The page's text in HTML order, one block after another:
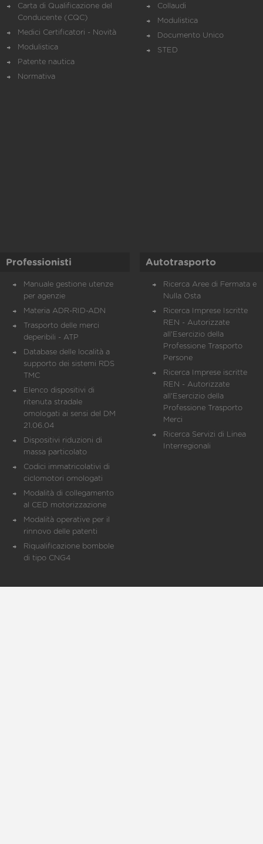
Carta di Qualificazione del
Conducente (CQC)
Medici Certificatori - Novità
Modulistica
Patente nautica
Normativa
Collaudi
Modulistica
Documento Unico
STED
Professionisti
Manuale gestione utenze
per agenzie
Materia ADR-RID-ADN
Trasporto delle merci
deperibili - ATP
Database delle località a
supporto dei sistemi RDS
TMC
Elenco dispositivi di
ritenuta stradale
omologati ai sensi del DM
21.06.04
Dispositivi riduzioni di
massa particolato
Codici immatricolativi di
ciclomotori omologati
Modalità di collegamento
al CED motorizzazione
Modalità operative per il
rinnovo delle patenti
Riqualificazione bombole
di tipo CNG4
Autotrasporto
Ricerca Aree di Fermata e
Nulla Osta
Ricerca Imprese Iscritte
REN - Autorizzate
all'Esercizio della
Professione Trasporto
Persone
Ricerca Imprese iscritte
REN - Autorizzate
all'Esercizio della
Professione Trasporto
Merci
Ricerca Servizi di Linea
Interregionali